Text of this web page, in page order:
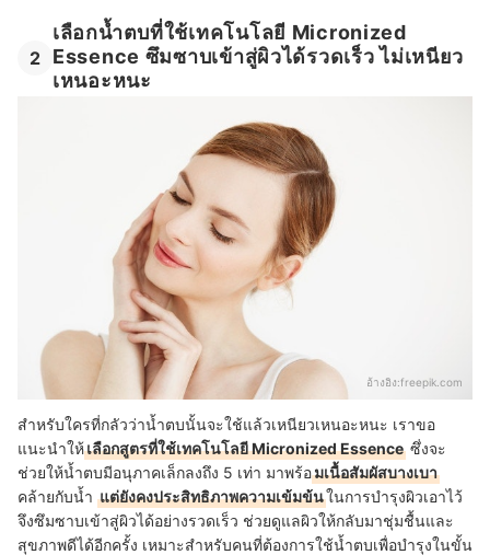
2
เลือกน้ำตบที่ใช้เทคโนโลยี Micronized
Essence ซึมซาบเข้าสู่ผิวได้รวดเร็ว ไม่เหนียว
เหนอะหนะ
อ้างอิง:freepik.com
สำหรับใครที่กลัวว่าน้ำตบนั้นจะใช้แล้วเหนียวเหนอะหนะ เราขอ
แนะนำให้เลือกสูตรที่ใช้เทคโนโลยี Micronized Essence ซึ่งจะ
ช่วยให้น้ำตบมีอนุภาคเล็กลงถึง 5 เท่า มาพร้อมเนื้อสัมผัสบางเบา
คล้ายกับน้ำ แต่ยังคงประสิทธิภาพความเข้มข้นในการบำรุงผิวเอาไว้
จึงซึมซาบเข้าสู่ผิวได้อย่างรวดเร็ว ช่วยดูแลผิวให้กลับมาชุ่มชื้นและ
สุขภาพดีได้อีกครั้ง เหมาะสำหรับคนที่ต้องการใช้น้ำตบเพื่อบำรุงในขั้น